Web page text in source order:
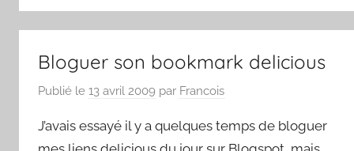
Bloguer son bookmark delicious
Publié le 13 avril 2009 par Francois
J’avais essayé il y a quelques temps de bloguer